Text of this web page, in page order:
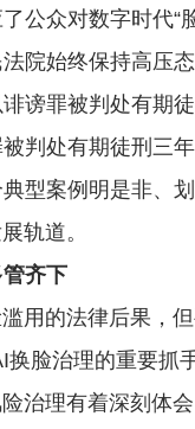
公众对数字时代“
始终保持高压态
谤罪被判处有期
判处有期徒刑三
案例明是非、划
轨道。
齐下
的法律后果，但
治理的重要抓
治理有着深刻体